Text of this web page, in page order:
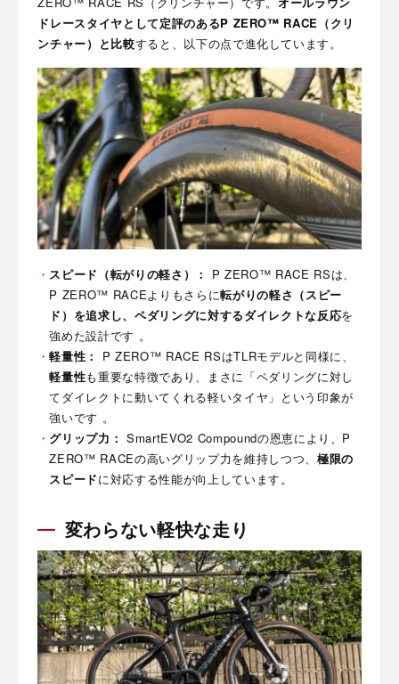
ドレースタイヤとして定評のあるP ZERO™ RACE（クリ
ンチャー）と比較すると、以下の点で進化しています。
スピード（転がりの軽さ）：
P ZERO™ RACE RSは、
P ZERO™ RACEよりもさらに転がりの軽さ（スピー
ド） を追求し、ペダリングに対するダイレクトな反応を
強めた設計です 。
軽量性：
P ZERO™ RACE RSはTLRモデルと同様に、
軽量性も重要な特徴であり、まさに「ペダリングに対し
てダイレクトに動いてくれる軽いタイヤ」という印象が
強いです 。
グリップ力： SmartEVO2 Compoundの恩恵により、P
ZERO™ RACEの高いグリップ力を維持しつつ、 極限の
スピードに対応する性能が向上しています。
変わらない軽快な走り